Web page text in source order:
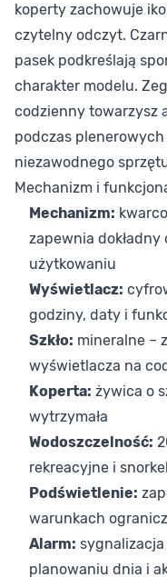
koperty zachowuje
czytelny odczyt.
pasek podkreślają
charakter modelu.
codzienny towarzysz
podczas
niezawodnego
Mechanizm i
Mechanizm:
zapewnia
użytkowaniu
Wyświetlacz:
godziny, daty i
Szkło: mineralne –
wyświetlacza na
Koperta: żywica o
wytrzymała
Wodoszczelność:
rekreacyjne i
Podświetlenie:
warunkach
Alarm:
planowaniu dnia i